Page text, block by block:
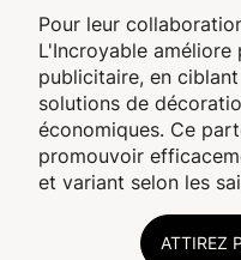
Pour leur
L'Incroyable
publicitaire, en
solutions de
économiques. Ce
promouvoir
et variant selon les
ATTIREZ